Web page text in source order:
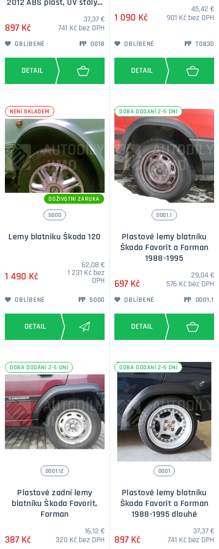
2012 ABS plast, UV stálý -
897 Kč
37,37 €
741 Kč bez DPH
OBLÍBENÉ 0018
1 090 Kč
45,42 €
901 Kč bez DPH
OBLÍBENÉ T0830
NENÍ SKLADEM
DOŽIVOTNÍ ZÁRUKA
5000
Lemy blatniku Škoda 120
1 490 Kč
62,08 €
1 231 Kč bez
DPH
OBLÍBENÉ 5000
DOBA DODÁNÍ 2-5 DNÍ
0001.1
Plastové lemy blatníku
Škoda Favorit a Forman
1988-1995
697 Kč
29,04 €
576 Kč bez DPH
OBLÍBENÉ 0001.1
DOBA DODÁNÍ 2-5 DNÍ
0001.1Z
Plastové zadní lemy
blatníku Škoda Favorit,
Forman
387 Kč
16,12 €
320 Kč bez DPH
DOBA DODÁNÍ 2-5 DNÍ
0001
Plastové lemy blatníku
Škoda Favorit a Forman
1988-1995 dlouhé
897 Kč
37,37 €
741 Kč bez DPH